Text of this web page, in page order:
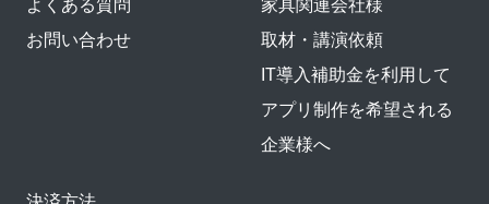
よくある質問
お問い合わせ
家具関連会社様
取材・講演依頼
IT導入補助金を利用して
アプリ制作を希望される
企業様へ